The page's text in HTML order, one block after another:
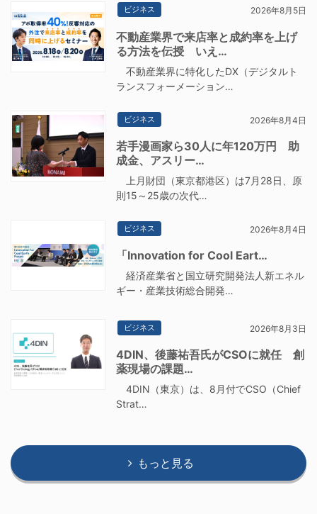
ビジネス 2026年8月5日
不動産業界で来店率と成約率を上げ
る方法を伝授 いえ…
不動産業界に特化したDX（デジタルト
ランスフォーメーション…
ビジネス 2026年8月4日
若手漫画家ら30人に年120万円 助
成金、アスリー…
上月財団（東京都港区）は7月28日、原
則15～25歳の次代…
ビジネス 2026年8月4日
「Innovation for Cool Eart…
経済産業省と国立研究開発法人新エネル
ギー・産業技術総合開発…
ビジネス 2026年8月3日
4DIN、後藤祐吾氏がCSOに就任 創
薬現場の課題…
4DIN（東京）は、8月付でCSO（Chief
Strat…
もっと見る